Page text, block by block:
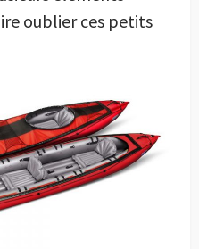
oublier ces petits